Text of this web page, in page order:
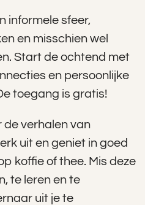
informele sfeer,
en misschien wel
Start de ochtend met
en persoonlijke
toegang is gratis!
de verhalen van
uit en geniet in goed
koffie of thee. Mis deze
te leren en te
uit je te